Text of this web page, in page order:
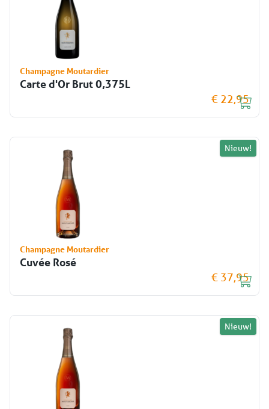
Champagne Moutardier
Carte d'Or Brut 0,375L
€ 22,95
Nieuw!
Champagne Moutardier
Cuvée Rosé
€ 37,95
Nieuw!